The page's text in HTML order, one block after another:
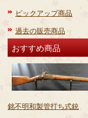
ピックアップ商品
過去の販売商品
おすすめ商品
銘不明和製管打ち式銃